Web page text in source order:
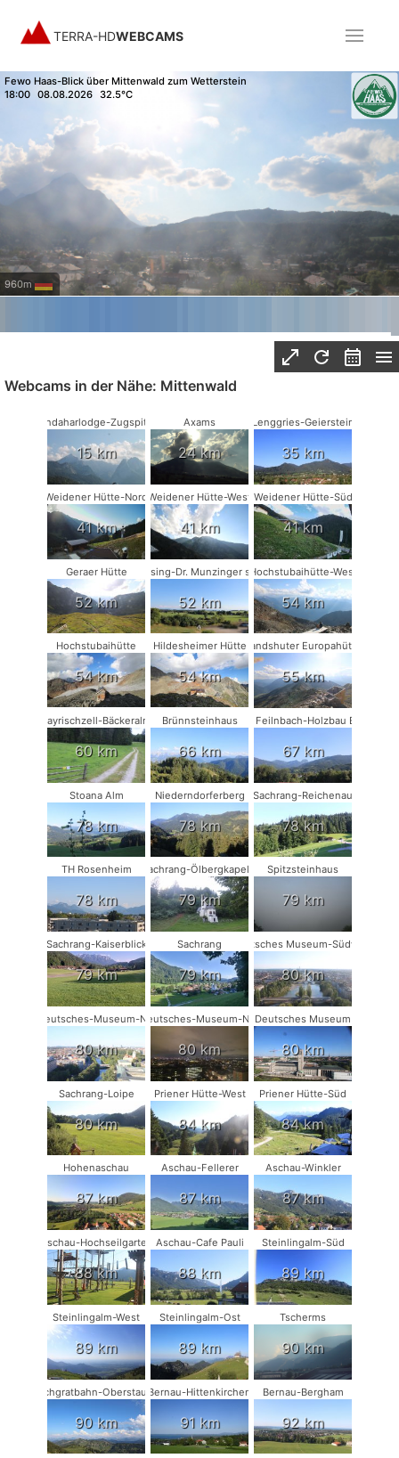
TERRA-HDWEBCAMS
Fewo Haas-Blick über Mittenwald zum Wetterstein
18:00 08.08.2026 32.5°C
960m
Webcams in der Nähe: Mittenwald
Kandaharlodge-Zugspitze
15 km
Axams
24 km
Lenggries-Geierstein
35 km
Weidener Hütte-Nord
41 km
Weidener Hütte-West
41 km
Weidener Hütte-Süd
41 km
Geraer Hütte
52 km
Münsing-Dr. Munzinger sport
52 km
Hochstubaihütte-West
54 km
Hochstubaihütte
54 km
Hildesheimer Hütte
54 km
Landshuter Europahütte
55 km
Bayrischzell-Bäckeralm
60 km
Brünnsteinhaus
66 km
Bad Feilnbach-Holzbau Eder
67 km
Stoana Alm
78 km
Niederndorferberg
78 km
Sachrang-Reichenau
78 km
TH Rosenheim
78 km
Sachrang-Ölbergkapelle
79 km
Spitzsteinhaus
79 km
Sachrang-Kaiserblick
79 km
Sachrang
79 km
Deutsches Museum-Südwest
80 km
Deutsches-Museum-NO
80 km
Deutsches-Museum-NW
80 km
Deutsches Museum
80 km
Sachrang-Loipe
80 km
Priener Hütte-West
84 km
Priener Hütte-Süd
84 km
Hohenaschau
87 km
Aschau-Fellerer
87 km
Aschau-Winkler
87 km
Aschau-Hochseilgarten
88 km
Aschau-Cafe Pauli
88 km
Steinlingalm-Süd
89 km
Steinlingalm-West
89 km
Steinlingalm-Ost
89 km
Tscherms
90 km
Hochgratbahn-Oberstaufen
90 km
Bernau-Hittenkirchen
91 km
Bernau-Bergham
92 km